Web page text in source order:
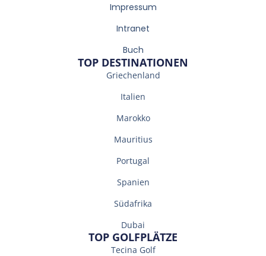
Impressum
Intranet
Buch
TOP DESTINATIONEN
Griechenland
Italien
Marokko
Mauritius
Portugal
Spanien
Südafrika
Dubai
TOP GOLFPLÄTZE
Tecina Golf